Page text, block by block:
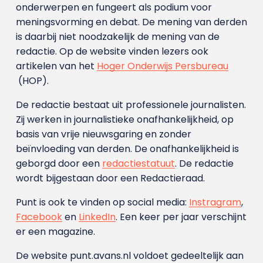
onderwerpen en fungeert als podium voor
meningsvorming en debat. De mening van derden
is daarbij niet noodzakelijk de mening van de
redactie. Op de website vinden lezers ook
artikelen van het Hoger Onderwijs Persbureau
(HOP).
De redactie bestaat uit professionele journalisten.
Zij werken in journalistieke onafhankelijkheid, op
basis van vrije nieuwsgaring en zonder
beïnvloeding van derden. De onafhankelijkheid is
geborgd door een redactiestatuut. De redactie
wordt bijgestaan door een Redactieraad.
Punt is ook te vinden op social media: Instragram,
Facebooken LinkedIn. Een keer per jaar verschijnt
er een magazine.
De website punt.avans.nl voldoet gedeeltelijk aan